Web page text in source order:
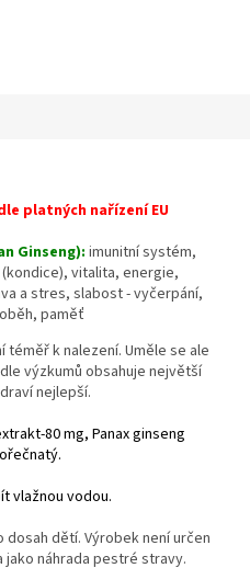
platných nařízení EU
Ginseng): imunitní systém,
vitalita, energie,
a stres, slabost - vyčerpání,
paměť
téměř k nalezení. Uměle se ale
výzkumů obsahuje největší
nejlepší.
80 mg, Panax ginseng
vlažnou vodou.
dosah dětí. Výrobek není určen
náhrada pestré stravy.